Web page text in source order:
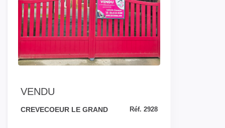
VENDU
CREVECOEUR LE GRAND Réf. 2928